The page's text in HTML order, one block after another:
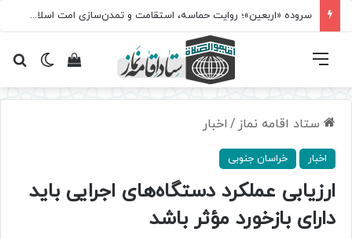
سروده‌ «اربعین»؛ روایت حماسه، استقامت و تمدن‌سازی امت اسلامی
تغییرمشاهده فهرست
ستاد اقامه نماز / اخبار
اخبار خراسان جنوبی
ارزیابی عملکرد دستگاه‌های اجرایی باید
دارای بازخورد مؤثر باشد